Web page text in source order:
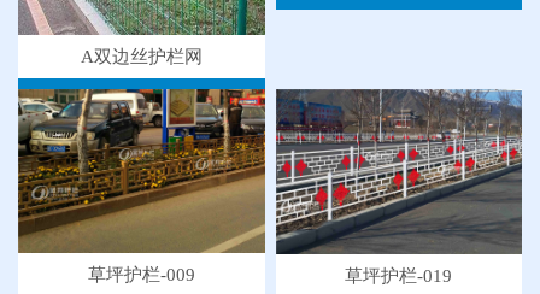
A双边丝护栏网
草坪护栏-009 草坪护栏-019